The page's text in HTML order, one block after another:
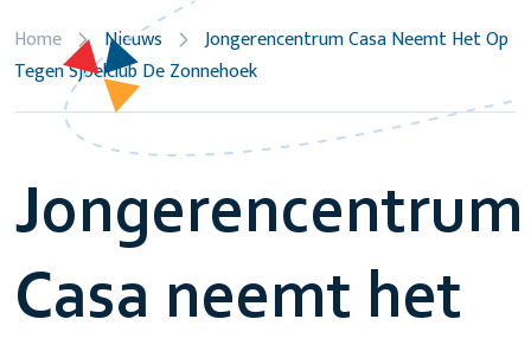
Home Nieuws
Jongerencentrum Casa Neemt Het Op
Tegen Sjoelclub De Zonnehoek
Jongerencentrum
Casa neemt het